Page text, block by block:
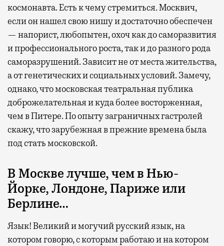
космонавта. Есть к чему стремиться. Москвич,
если он нашел свою нишу и достаточно обеспечен
— напорист, любопытен, охоч как до саморазвития
и профессионального роста, так и до разного рода
саморазрушений. Зависит не от места жительства,
а от генетических и социальных условий. Замечу,
однако, что московская театральная публика
доброжелательная и куда более восторженная,
чем в Питере. По опыту заграничных гастролей
скажу, что зарубежная в прежние времена была
под стать московской.
В Москве лучше, чем в Нью-
Йорке, Лондоне, Париже или
Берлине…
Язык! Великий и могучий русский язык, на
котором говорю, с которым работаю и на котором